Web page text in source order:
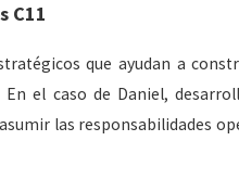
C11
que ayudan a
el caso de Daniel,
las responsabilidades